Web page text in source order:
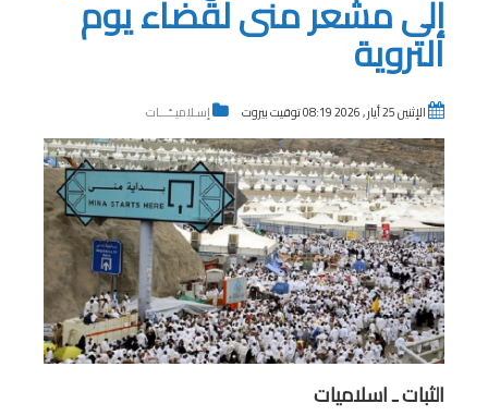
إلى مشعر منى لقضاء يوم
التروية
الإثنين 25 أيار , 2026 08:19 توقيت بيروت إسـلاميــّـــات
الثبات ـ اسلاميات